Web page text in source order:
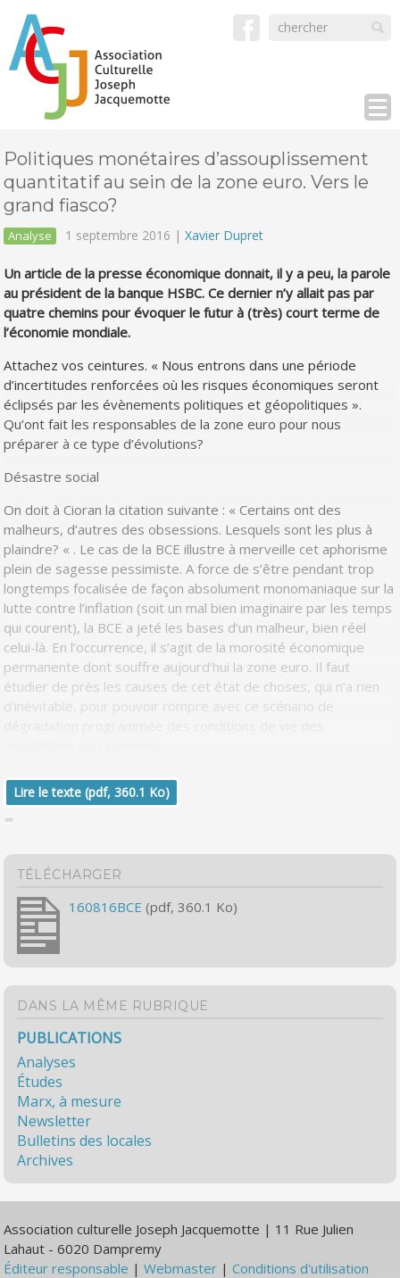
Politiques monétaires d’assouplissement
quantitatif au sein de la zone euro. Vers le
grand fiasco?
Analyse 1 septembre 2016 |Xavier Dupret
Un article de la presse économique donnait, il y a peu, la parole
au président de la banque HSBC. Ce dernier n’y allait pas par
quatre chemins pour évoquer le futur à (très) court terme de
l’économie mondiale.
Attachez vos ceintures. « Nous entrons dans une période
d’incertitudes renforcées où les risques économiques seront
éclipsés par les évènements politiques et géopolitiques ».
Qu’ont fait les responsables de la zone euro pour nous
préparer à ce type d’évolutions?
Désastre social
On doit à Cioran la citation suivante : « Certains ont des
malheurs, d’autres des obsessions. Lesquels sont les plus à
plaindre? « . Le cas de la BCE illustre à merveille cet aphorisme
plein de sagesse pessimiste. A force de s’être pendant trop
longtemps focalisée de façon absolument monomaniaque sur la
lutte contre l’inflation (soit un mal bien imaginaire par les temps
qui courent), la BCE a jeté les bases d’un malheur, bien réel
celui-là. En l’occurrence, il s’agit de la morosité économique
permanente dont souffre aujourd’hui la zone euro. Il faut
étudier de près les causes de cet état de choses, qui n’a rien
d’inévitable, pour pouvoir rompre avec ce scénario de
Lire le texte (pdf, 360.1 Ko)
TÉLÉCHARGER
160816BCE (pdf, 360.1 Ko)
DANS LA MÊME RUBRIQUE
PUBLICATIONS
Analyses
Études
Marx, à mesure
Newsletter
Bulletins des locales
Archives
Association culturelle Joseph Jacquemotte | 11 Rue Julien
Lahaut - 6020 Dampremy
Éditeur responsable |Webmaster |Conditions d'utilisation